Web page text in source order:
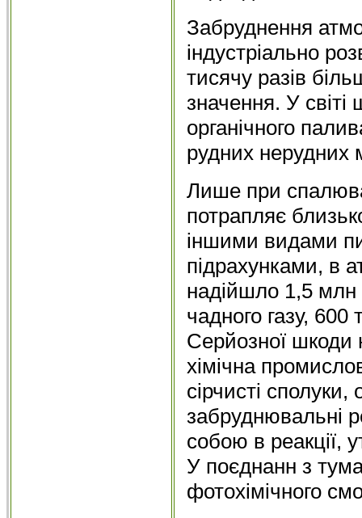
Забруднення
індустріально
тисячу разів
значення. У
органічного
рудних нерудних
Лише при
потрапляє
іншими видами
підрахунками, в
надійшло 1,5 млн
чадного газу, 600
Серйозної
хімічна
сірчисті
забруднювальні
собою в реакції,
У поєднанн з
фотохімічного